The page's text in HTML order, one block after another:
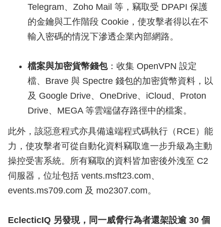
Telegram、Zoho Mail 等，竊取受 DPAPI 保護
的金鑰與工作階段 Cookie，使攻擊者得以在不
輸入密碼的情況下滲透企業內部網路。
檔案與加密貨幣錢包：收集 OpenVPN 設定
檔、Brave 與 Spectre 錢包的加密貨幣資料，以
及 Google Drive、OneDrive、iCloud、Proton
Drive、MEGA 等雲端儲存路徑中的檔案。
此外，該惡意程式亦具備遠端程式碼執行（RCE）能
力，使攻擊者可從自動化資料竊取進一步升級為主動
操控受害系統。所有竊取的資料皆加密後外洩至 C2
伺服器，位址包括 vents.msft23.com、
events.ms709.com 及 mo2307.com。
EclecticIQ 另發現，同一威脅行為者還架設逾 30 個